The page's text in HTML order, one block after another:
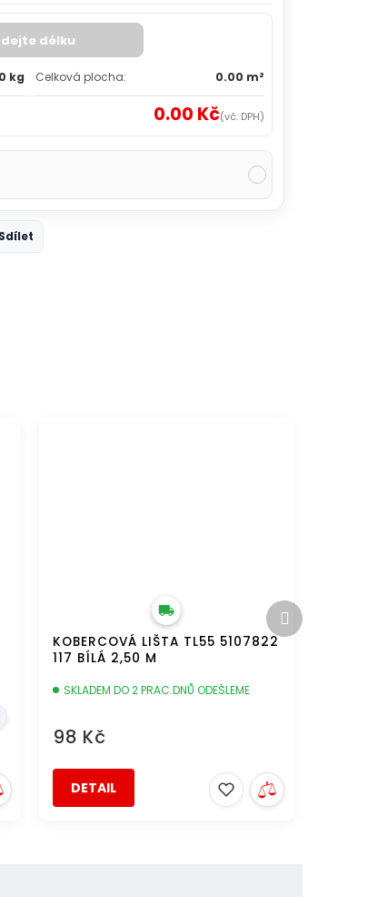
kg Celková plocha: 0.00 m²
0.00 Kč(vč. DPH)
délku
Sdílet
KOBERCOVÁ LIŠTA TL55 5107822
117 BÍLÁ 2,50 M
SKLADEM DO 2 PRAC.DNŮ ODEŠLEME
98 Kč
DETAIL
Další
produkt